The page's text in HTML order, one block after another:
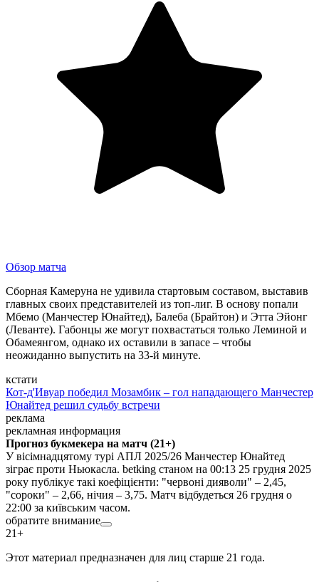
Обзор матча
Сборная Камеруна не удивила стартовым составом, выставив
главных своих представителей из топ-лиг. В основу попали
Мбемо (Манчестер Юнайтед), Балеба (Брайтон) и Этта Эйонг
(Леванте). Габонцы же могут похвастаться только Леминой и
Обамеянгом, однако их оставили в запасе – чтобы
неожиданно выпустить на 33-й минуте.
кстати
Кот-д'Ивуар победил Мозамбик – гол нападающего Манчестер
Юнайтед решил судьбу встречи
реклама
рекламная информация
Прогноз букмекера на матч (21+)
У вісімнадцятому турі АПЛ 2025/26 Манчестер Юнайтед
зіграє проти Ньюкасла. betking станом на 00:13 25 грудня 2025
року публікує такі коефіцієнти: "червоні дияволи" – 2,45,
"сороки" – 2,66, нічия – 3,75. Матч відбудеться 26 грудня о
22:00 за київським часом.
обратите внимание
21+
Этот материал предназначен для лиц старше 21 года.